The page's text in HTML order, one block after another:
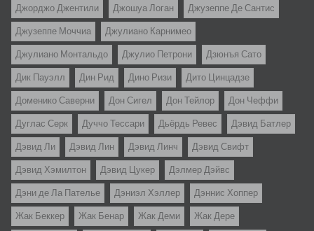
Джорджо Джентили Джошуа Логан Джузеппе Де Сантис
Джузеппе Моччиа Джулиано Карнимео
Джулиано Монтальдо Джулио Петрони Дзюнъя Сато
Дик Пауэлл Дин Рид Дино Ризи Дито Цинцадзе
Доменико Саверни Дон Сигел Дон Тейлор Дон Чеффи
Дуглас Серк Дуччо Тессари Дьёрдь Ревес Дэвид Батлер
Дэвид Ли Дэвид Лин Дэвид Линч Дэвид Свифт
Дэвид Хэмилтон Дэвид Цукер Дэлмер Дэйвс
Дэни де Ла Пателье Дэниэл Хэллер Дэннис Хоппер
Жак Беккер Жак Бенар Жак Деми Жак Дере